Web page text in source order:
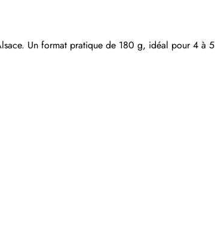
Un format pratique de 180 g, idéal pour 4 à 5